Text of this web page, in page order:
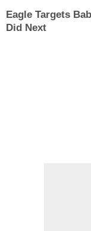
Eagle Targets
Did Next